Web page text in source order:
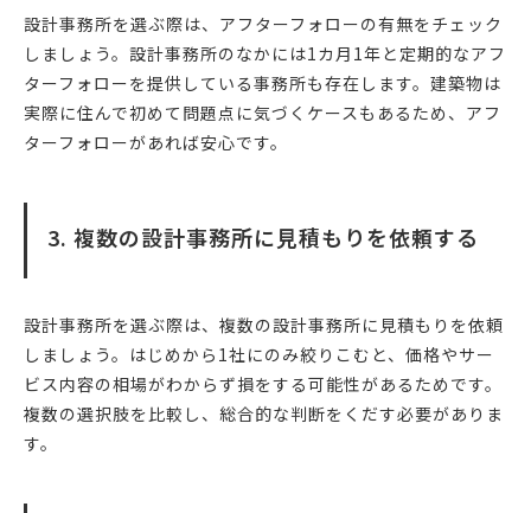
設計事務所を選ぶ際は、アフターフォローの有無をチェック
しましょう。設計事務所のなかには1カ月1年と定期的なアフ
ターフォローを提供している事務所も存在します。建築物は
実際に住んで初めて問題点に気づくケースもあるため、アフ
ターフォローがあれば安心です。
3. 複数の設計事務所に見積もりを依頼する
設計事務所を選ぶ際は、複数の設計事務所に見積もりを依頼
しましょう。はじめから1社にのみ絞りこむと、価格やサー
ビス内容の相場がわからず損をする可能性があるためです。
複数の選択肢を比較し、総合的な判断をくだす必要がありま
す。